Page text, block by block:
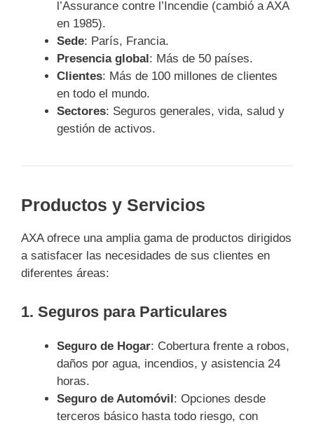
l’Assurance contre l’Incendie (cambió a AXA
en 1985).
Sede: París, Francia.
Presencia global: Más de 50 países.
Clientes: Más de 100 millones de clientes
en todo el mundo.
Sectores: Seguros generales, vida, salud y
gestión de activos.
Productos y Servicios
AXA ofrece una amplia gama de productos dirigidos
a satisfacer las necesidades de sus clientes en
diferentes áreas:
1. Seguros para Particulares
Seguro de Hogar: Cobertura frente a robos,
daños por agua, incendios, y asistencia 24
horas.
Seguro de Automóvil: Opciones desde
terceros básico hasta todo riesgo, con